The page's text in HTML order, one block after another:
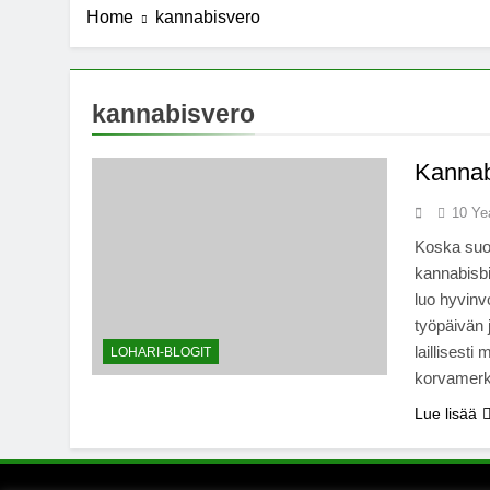
Michael J.
Meksiko
Home kannabisvero
kannabisvero
LOHARI-BLOGIT
10
Koska
luo
työpäivän
laillisesti
Lue lisää